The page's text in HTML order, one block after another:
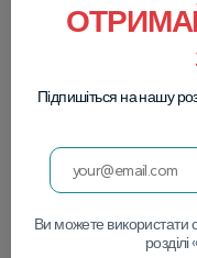
Підпишіться на нашу
Ви можете використати